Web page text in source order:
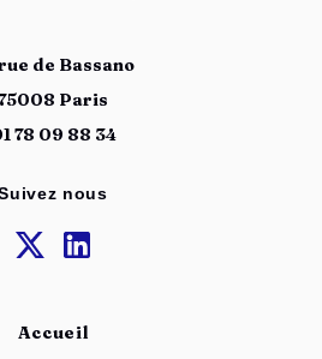
de Bassano
Paris
78 09 88 34
nous
Accueil